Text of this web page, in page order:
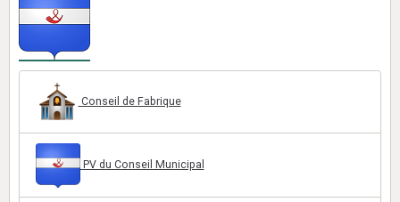
Conseil de Fabrique
PV du Conseil Municipal